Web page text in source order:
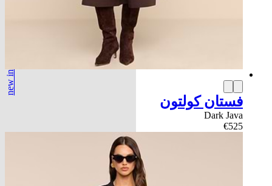
new in
فستان كولتون
Dark Java
€525